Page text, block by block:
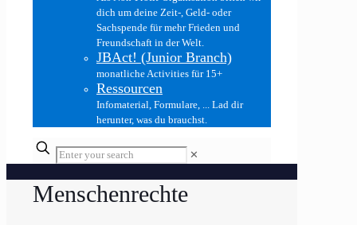
dich um deine Zeit-, Geld- oder
Sachspende für mehr Frieden und
Freundschaft in der Welt.
JBAct! (Junior Branch)
monatliche Activities für 15+
Ressourcen
Infomaterial, Formulare, ... Lad dir
herunter, was du brauchst.
✕
Menschenrechte